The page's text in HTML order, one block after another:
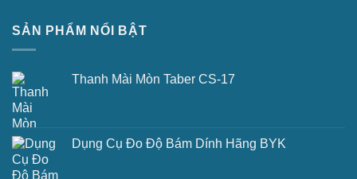
SẢN PHẨM NỔI BẬT
Thanh Mài Mòn Taber CS-17
Dụng Cụ Đo Độ Bám Dính Hãng BYK